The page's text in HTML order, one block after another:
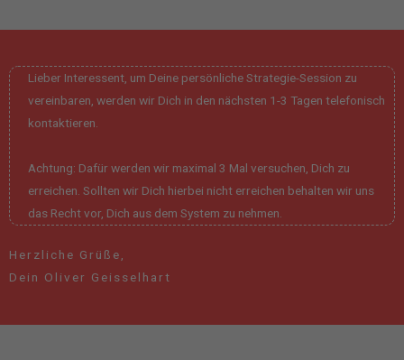
Lieber Interessent, um Deine persönliche Strategie-Session zu
vereinbaren, werden wir Dich in den nächsten 1-3 Tagen telefonisch
kontaktieren.
Achtung: Dafür werden wir maximal 3 Mal versuchen, Dich zu
erreichen. Sollten wir Dich hierbei nicht erreichen behalten wir uns
das Recht vor, Dich aus dem System zu nehmen.
Herzliche Grüße,
Dein Oliver Geisselhart